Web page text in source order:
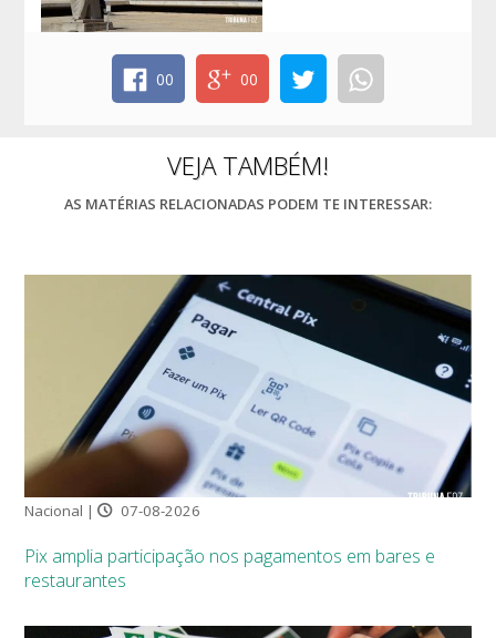
00 00
VEJA TAMBÉM!
AS MATÉRIAS RELACIONADAS PODEM TE INTERESSAR:
Nacional | 07-08-2026
Pix amplia participação nos pagamentos em bares e
restaurantes